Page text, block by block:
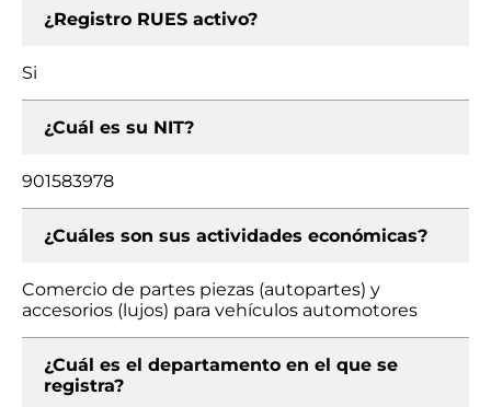
¿Registro RUES activo?
Si
¿Cuál es su NIT?
901583978
¿Cuáles son sus actividades económicas?
Comercio de partes piezas (autopartes) y
accesorios (lujos) para vehículos automotores
¿Cuál es el departamento en el que se
registra?